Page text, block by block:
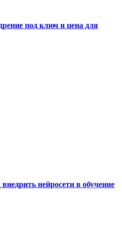
под ключ и цена для
нейросети в обучение